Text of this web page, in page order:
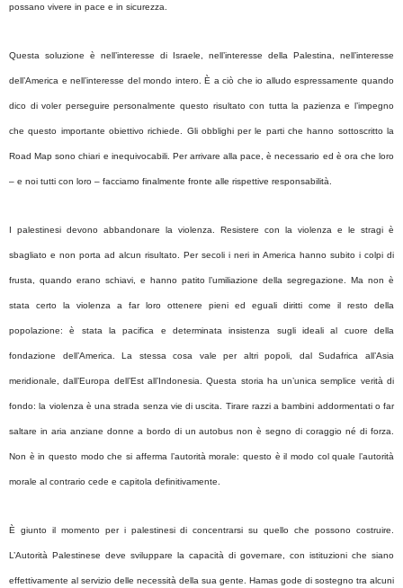
possano vivere in pace e in sicurezza.
Questa soluzione è nell’interesse di Israele, nell’interesse della Palestina, nell’interesse
dell’America e nell’interesse del mondo intero. È a ciò che io alludo espressamente quando
dico di voler perseguire personalmente questo risultato con tutta la pazienza e l’impegno
che questo importante obiettivo richiede. Gli obblighi per le parti che hanno sottoscritto la
Road Map sono chiari e inequivocabili. Per arrivare alla pace, è necessario ed è ora che loro
– e noi tutti con loro – facciamo finalmente fronte alle rispettive responsabilità.
I palestinesi devono abbandonare la violenza. Resistere con la violenza e le stragi è
sbagliato e non porta ad alcun risultato. Per secoli i neri in America hanno subito i colpi di
frusta, quando erano schiavi, e hanno patito l’umiliazione della segregazione. Ma non è
stata certo la violenza a far loro ottenere pieni ed eguali diritti come il resto della
popolazione: è stata la pacifica e determinata insistenza sugli ideali al cuore della
fondazione dell’America. La stessa cosa vale per altri popoli, dal Sudafrica all’Asia
meridionale, dall’Europa dell’Est all’Indonesia. Questa storia ha un’unica semplice verità di
fondo: la violenza è una strada senza vie di uscita. Tirare razzi a bambini addormentati o far
saltare in aria anziane donne a bordo di un autobus non è segno di coraggio né di forza.
Non è in questo modo che si afferma l’autorità morale: questo è il modo col quale l’autorità
morale al contrario cede e capitola definitivamente.
È giunto il momento per i palestinesi di concentrarsi su quello che possono costruire.
L’Autorità Palestinese deve sviluppare la capacità di governare, con istituzioni che siano
effettivamente al servizio delle necessità della sua gente. Hamas gode di sostegno tra alcuni